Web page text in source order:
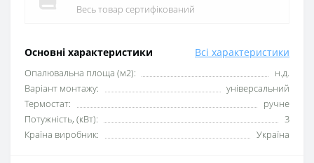
Основні характеристики Всі характеристики
Опалювальна площа (м2):
н.д.
Варіант монтажу:
універсальний
Термостат:
ручне
Потужність, (кВт):
3
Країна виробник:
Україна
Весь товар сертифікований